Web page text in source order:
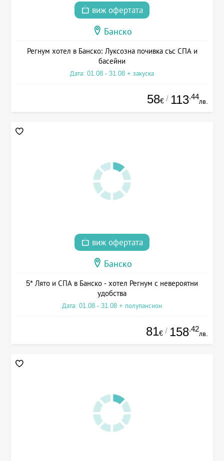
виж офертата
Банско
Регнум хотел в Банско: Луксозна почивка със СПА и
басейни
Дата: 01.08 - 31.08 + закуска
58€ / 113.44
лв.
виж офертата
Банско
5* Лято и СПА в Банско - хотел Регнум с невероятни
удобства
Дата: 01.08 - 31.08 + полупансион
81€ / 158.42
лв.